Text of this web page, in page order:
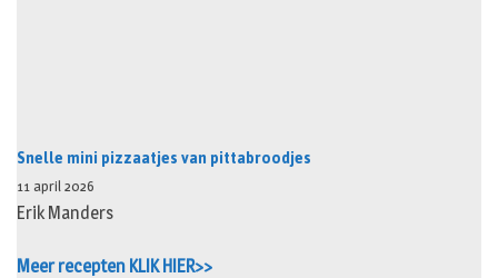
Snelle mini pizzaatjes van pittabroodjes
11 april 2026
Erik Manders
Meer recepten KLIK HIER>>